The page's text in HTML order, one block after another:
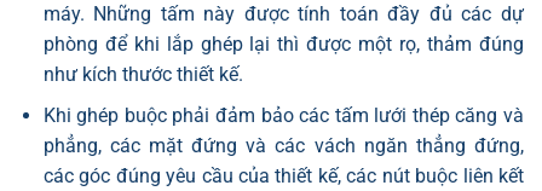
máy. Những tấm này được tính toán đầy đủ các dự
phòng để khi lắp ghép lại thì được một rọ, thảm đúng
như kích thước thiết kế.
Khi ghép buộc phải đảm bảo các tấm lưới thép căng và
phẳng, các mặt đứng và các vách ngăn thẳng đứng,
các góc đúng yêu cầu của thiết kế, các nút buộc liên kết